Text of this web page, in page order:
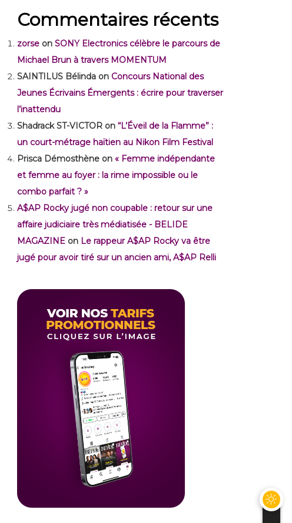
Commentaires récents
zorse on SONY Electronics célèbre le parcours de
Michael Brun à travers MOMENTUM
SAINTILUS Bélinda on Concours National des
Jeunes Écrivains Émergents : écrire pour traverser
l’inattendu
Shadrack ST-VICTOR on “L’Éveil de la Flamme” :
un court-métrage haïtien au Nikon Film Festival
Prisca Démosthène on « Femme indépendante
et femme au foyer : la rime impossible ou le
combo parfait ? »
A$AP Rocky jugé non coupable : retour sur une
affaire judiciaire très médiatisée - BELIDE
MAGAZINE on Le rappeur A$AP Rocky va être
jugé pour avoir tiré sur un ancien ami, A$AP Relli